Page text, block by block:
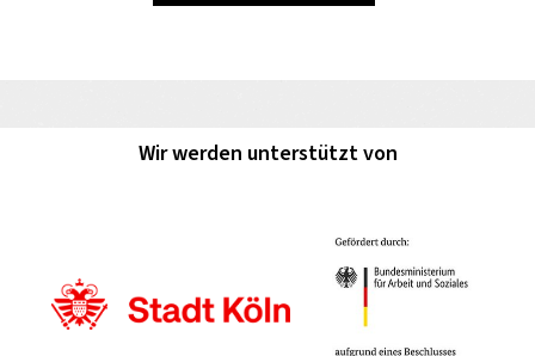
Wir werden unterstützt von